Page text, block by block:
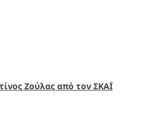
Ζούλας από τον ΣΚΑΪ